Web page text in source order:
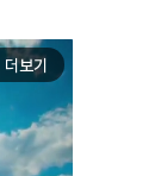
더보기